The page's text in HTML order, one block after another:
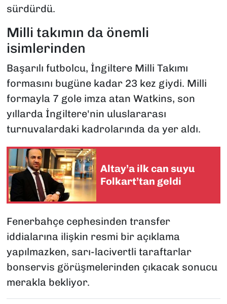
sürdürdü.
Milli takımın da önemli
isimlerinden
Başarılı futbolcu, İngiltere Milli Takımı
formasını bugüne kadar 23 kez giydi. Milli
formayla 7 gole imza atan Watkins, son
yıllarda İngiltere'nin uluslararası
turnuvalardaki kadrolarında da yer aldı.
Altay’a ilk can suyu
Folkart’tan geldi
Fenerbahçe cephesinden transfer
iddialarına ilişkin resmi bir açıklama
yapılmazken, sarı-lacivertli taraftarlar
bonservis görüşmelerinden çıkacak sonucu
merakla bekliyor.